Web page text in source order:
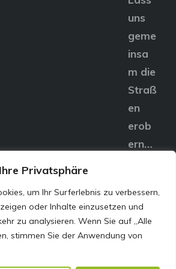
Privatsphäre
um Ihr Surferlebnis zu verbessern,
oder Inhalte einzusetzen und
zu analysieren. Wenn Sie auf „Alle
stimmen Sie der Anwendung von
uns
geme
insa
m die
Straß
en
erob
ern…
4240